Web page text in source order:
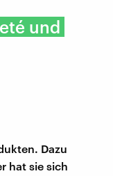
und
Dazu
hat sie sich